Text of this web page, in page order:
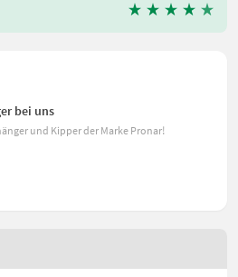
bei uns
und Kipper der Marke Pronar!